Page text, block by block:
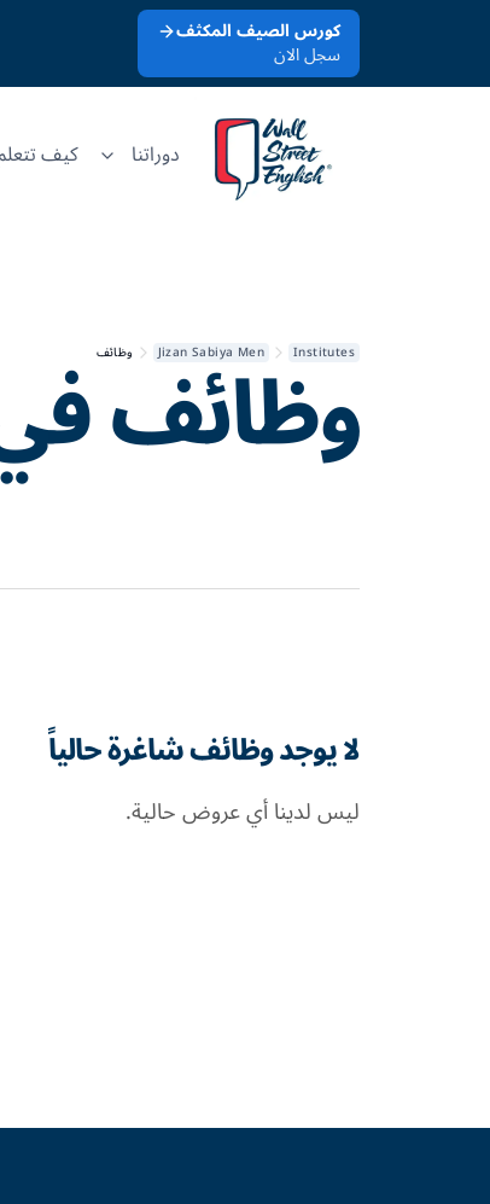
كورس الصيف المكثف
سجل الان
دوراتنا كيف
Institutes
Jizan Sabiya Men وظائف
وظائف
لا يوجد وظائف شاغرة حالياً
ليس لدينا أي عروض حالية.